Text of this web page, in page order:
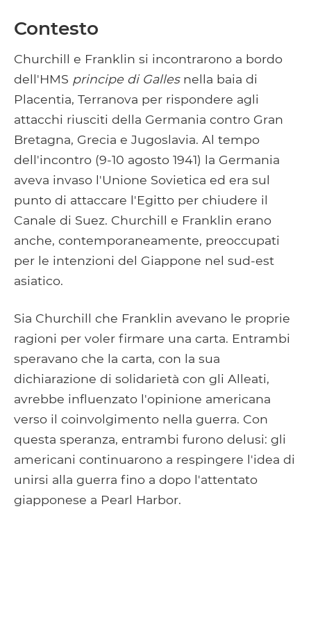
Contesto
Churchill e Franklin si incontrarono a bordo
dell'HMS principe di Gallesnella baia di
Placentia, Terranova per rispondere agli
attacchi riusciti della Germania contro Gran
Bretagna, Grecia e Jugoslavia. Al tempo
dell'incontro (9-10 agosto 1941) la Germania
aveva invaso l'Unione Sovietica ed era sul
punto di attaccare l'Egitto per chiudere il
Canale di Suez. Churchill e Franklin erano
anche, contemporaneamente, preoccupati
per le intenzioni del Giappone nel sud-est
asiatico.
Sia Churchill che Franklin avevano le proprie
ragioni per voler firmare una carta. Entrambi
speravano che la carta, con la sua
dichiarazione di solidarietà con gli Alleati,
avrebbe influenzato l'opinione americana
verso il coinvolgimento nella guerra. Con
questa speranza, entrambi furono delusi: gli
americani continuarono a respingere l'idea di
unirsi alla guerra fino a dopo l'attentato
giapponese a Pearl Harbor.